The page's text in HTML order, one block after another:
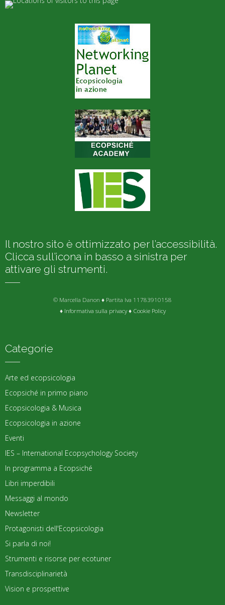
Il nostro sito è ottimizzato per l’accessibilità.
Clicca sull’icona in basso a sinistra per
attivare gli strumenti.
© Marcella Danon ♦ Partita Iva 11783910158
♦ Informativa sulla privacy♦ Cookie Policy
Categorie
Arte ed ecopsicologia
Ecopsiché in primo piano
Ecopsicologia & Musica
Ecopsicologia in azione
Eventi
IES – International Ecopsychology Society
In programma a Ecopsiché
Libri imperdibili
Messaggi al mondo
Newsletter
Protagonisti dell'Ecopsicologia
Si parla di noi!
Strumenti e risorse per ecotuner
Transdisciplinarietà
Vision e prospettive